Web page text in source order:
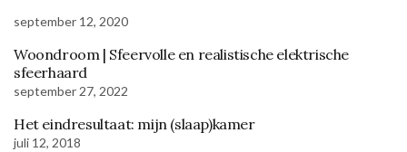
september 12, 2020
Woondroom | Sfeervolle en realistische elektrische
sfeerhaard
september 27, 2022
Het eindresultaat: mijn (slaap)kamer
juli 12, 2018